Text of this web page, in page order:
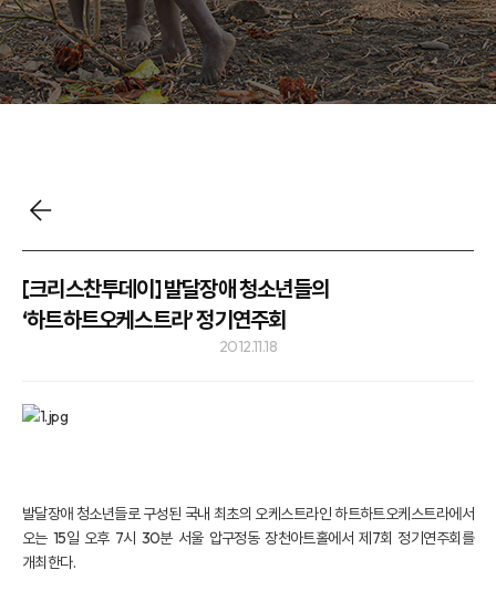
언론보도
[크리스찬투데이] 발달장애 청소년들의
‘하트하트오케스트라’ 정기연주회
2012.11.18
발달장애 청소년들로 구성된 국내 최초의 오케스트라인 하트하트오케스트라에서
오는 15일 오후 7시 30분 서울 압구정동 장천아트홀에서 제7회 정기연주회를
개최한다.